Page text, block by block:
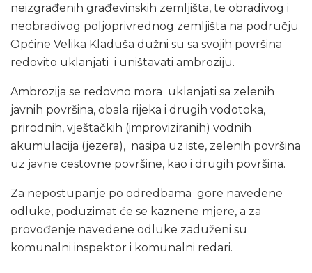
neizgrađenih građevinskih zemljišta, te obradivog i
neobradivog poljoprivrednog zemljišta na području
Općine Velika Kladuša dužni su sa svojih površina
redovito uklanjati i uništavati ambroziju.
Ambrozija se redovno mora uklanjati sa zelenih
javnih površina, obala rijeka i drugih vodotoka,
prirodnih, vještačkih (improviziranih) vodnih
akumulacija (jezera), nasipa uz iste, zelenih površina
uz javne cestovne površine, kao i drugih površina.
Za nepostupanje po odredbama gore navedene
odluke, poduzimat će se kaznene mjere, a za
provođenje navedene odluke zaduženi su
komunalni inspektor i komunalni redari.